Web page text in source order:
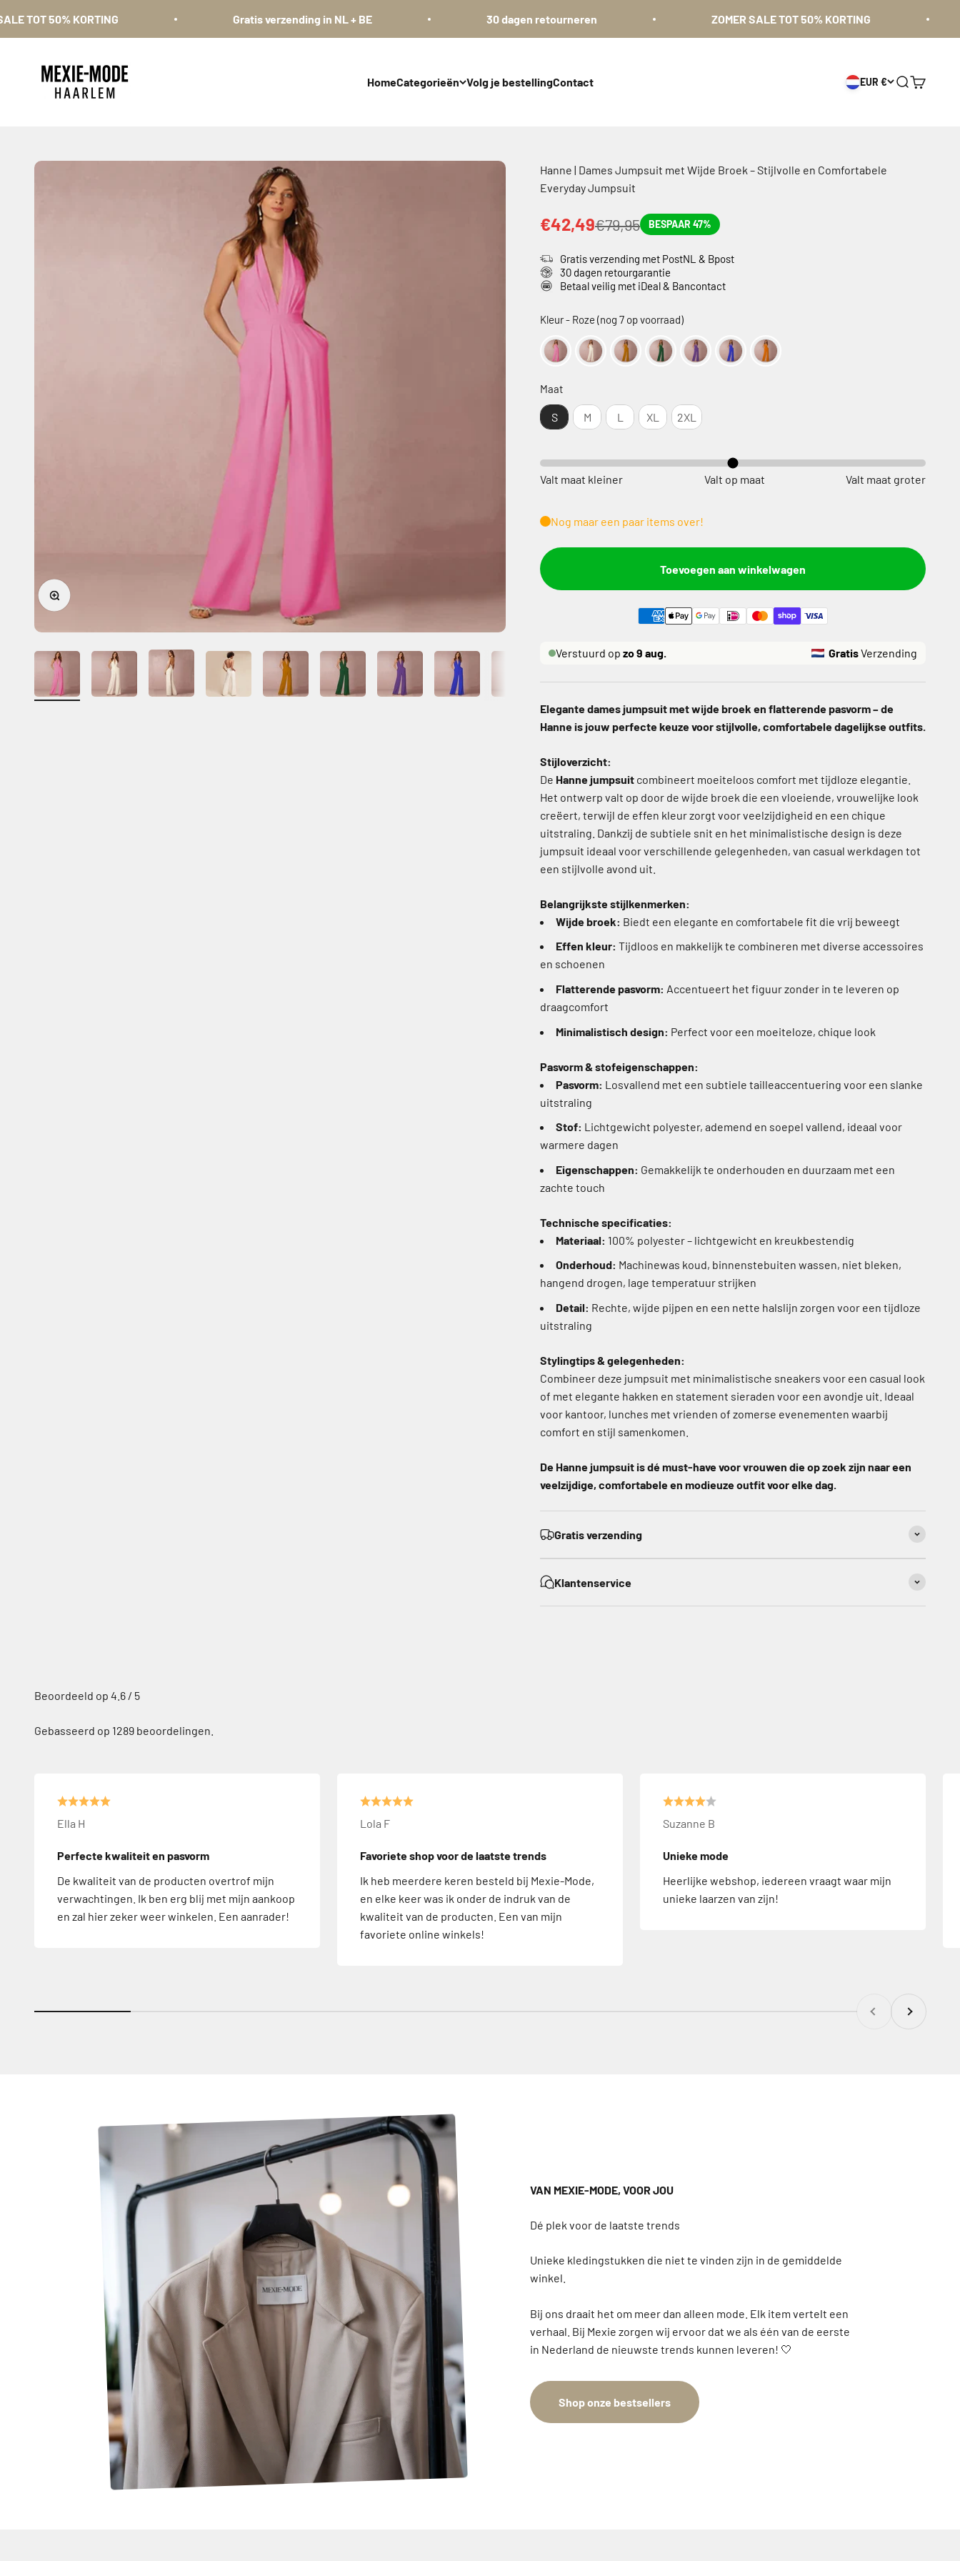
50% KORTING Gratis verzending in NL + BE 30 dagen retourneren ZOMER SALE TOT 50% KORTING
HomeCategorieën Volg je bestellingContact
Mexie-mode
EUR € Zoeken
In-/uitzoomen
Hanne | Dames Jumpsuit met Wijde Broek – Stijlvolle en Comfortabele
Everyday Jumpsuit
€42,49€79,95 BESPAAR 47%
Gratis verzending met PostNL & Bpost
30 dagen retourgarantie
Betaal veilig met iDeal & Bancontact
Kleur- Roze (nog 7 op voorraad)Kleur
MaatMaat
S M L XL 2XL
Valt maat kleiner Valt op maat Valt maat groter
Nog maar een paar items over!
Toevoegen aan winkelwagen
Verstuurd op zo 9 aug. GratisVerzending
Elegante dames jumpsuit met wijde broek en flatterende pasvorm – de
Hanne is jouw perfecte keuze voor stijlvolle, comfortabele dagelijkse outfits.
Stijloverzicht:
De Hanne jumpsuit combineert moeiteloos comfort met tijdloze elegantie.
Het ontwerp valt op door de wijde broek die een vloeiende, vrouwelijke look
creëert, terwijl de effen kleur zorgt voor veelzijdigheid en een chique
uitstraling. Dankzij de subtiele snit en het minimalistische design is deze
jumpsuit ideaal voor verschillende gelegenheden, van casual werkdagen tot
een stijlvolle avond uit.
Belangrijkste stijlkenmerken:
Wijde broek: Biedt een elegante en comfortabele fit die vrij beweegt
Effen kleur: Tijdloos en makkelijk te combineren met diverse accessoires
en schoenen
Flatterende pasvorm: Accentueert het figuur zonder in te leveren op
draagcomfort
Minimalistisch design: Perfect voor een moeiteloze, chique look
Pasvorm & stofeigenschappen:
Pasvorm: Losvallend met een subtiele tailleaccentuering voor een slanke
uitstraling
Stof: Lichtgewicht polyester, ademend en soepel vallend, ideaal voor
warmere dagen
Eigenschappen: Gemakkelijk te onderhouden en duurzaam met een
zachte touch
Technische specificaties:
Materiaal: 100% polyester – lichtgewicht en kreukbestendig
Onderhoud: Machinewas koud, binnenstebuiten wassen, niet bleken,
hangend drogen, lage temperatuur strijken
Detail: Rechte, wijde pijpen en een nette halslijn zorgen voor een tijdloze
uitstraling
Stylingtips & gelegenheden:
Combineer deze jumpsuit met minimalistische sneakers voor een casual look
of met elegante hakken en statement sieraden voor een avondje uit. Ideaal
voor kantoor, lunches met vrienden of zomerse evenementen waarbij
comfort en stijl samenkomen.
De Hanne jumpsuit is dé must-have voor vrouwen die op zoek zijn naar een
veelzijdige, comfortabele en modieuze outfit voor elke dag.
Gratis verzending
Klantenservice
Gebasseerd op 1289 beoordelingen.
Ella H
Perfecte kwaliteit en pasvorm
De kwaliteit van de producten overtrof mijn
verwachtingen. Ik ben erg blij met mijn aankoop
en zal hier zeker weer winkelen. Een aanrader!
Lola F
Favoriete shop voor de laatste trends
Ik heb meerdere keren besteld bij Mexie-Mode,
en elke keer was ik onder de indruk van de
kwaliteit van de producten. Een van mijn
favoriete online winkels!
Suzanne B
Unieke mode
Heerlijke webshop, iedereen vraagt waar mijn
unieke laarzen van zijn!
Volgende
VAN MEXIE-MODE, VOOR JOU
Unieke kledingstukken die niet te vinden zijn in de gemiddelde
winkel.
Bij ons draait het om meer dan alleen mode. Elk item vertelt een
verhaal. Bij Mexie zorgen wij ervoor dat we als één van de eerste
in Nederland de nieuwste trends kunnen leveren! 🤍
Shop onze bestsellers